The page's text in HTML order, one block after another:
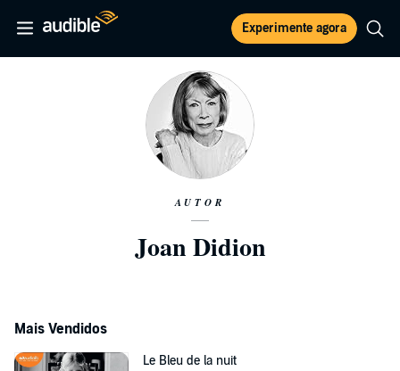
Experimente agora
AUTOR
Joan Didion
Mais Vendidos
Le Bleu de la nuit